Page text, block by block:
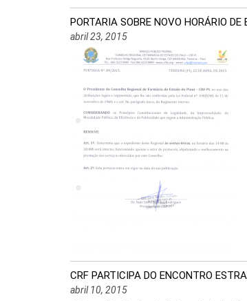
PORTARIA SOBRE NOVO HORÁRIO
abril 23, 2015
CRF PARTICIPA DO ENCONTRO
abril 10, 2015